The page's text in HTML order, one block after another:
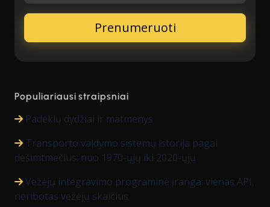
Populiariausi straipsniai
Padėklų dydžiai ir matmenys
Transporto valdymo sistemų istorija pagal
dešimtmečius: nuo 1970-ųjų iki 2020-ųjų
Vežėjų integravimo programinė įranga: vienas API,
neribotas vežėjų skaičius